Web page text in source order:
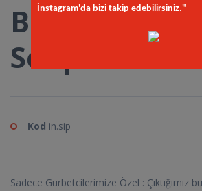
Barmini
Sehpa
Kod in.sip
Sadece Gurbetcilerimize Özel : Çıktığımız
İnstagram'da bizi takip edebilirsiniz."